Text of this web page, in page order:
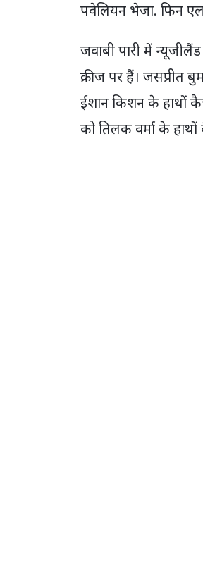
पवेलियन भेजा. फिन
जवाबी पारी में
क्रीज पर हैं। जसप्रीत
ईशान किशन के हाथों
को तिलक वर्मा के